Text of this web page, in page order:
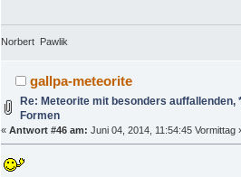
Norbert Pawlik
gallpa-meteorite
Re: Meteorite mit besonders
Formen
« Antwort #46 am: Juni 04, 2014, 11:54:45 Vormittag